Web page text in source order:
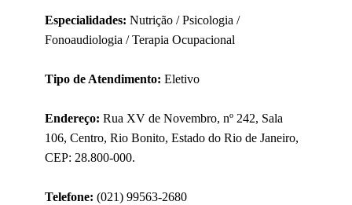
Especialidades: Nutrição / Psicologia /
Fonoaudiologia / Terapia Ocupacional
Tipo de Atendimento: Eletivo
Endereço: Rua XV de Novembro, nº 242, Sala
106, Centro, Rio Bonito, Estado do Rio de Janeiro,
CEP: 28.800-000.
Telefone: (021) 99563-2680